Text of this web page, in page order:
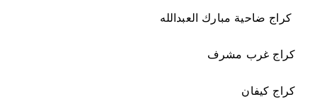
كراج ضاحية مبارك العبدالله
كراج غرب مشرف
كراج كيفان